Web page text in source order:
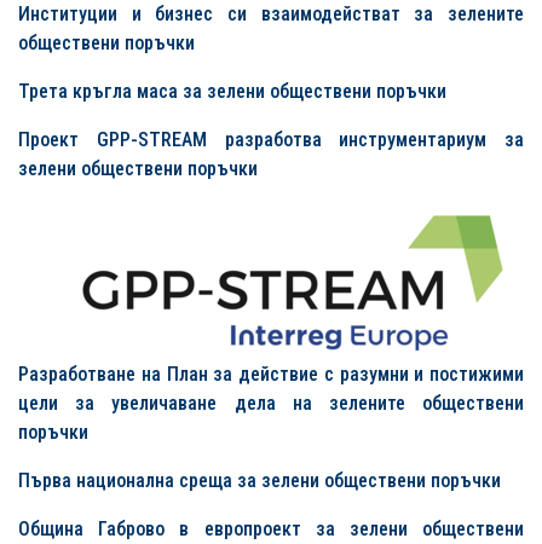
Институции и бизнес си взаимодействат за зелените
обществени поръчки
Трета кръгла маса за зелени обществени поръчки
Проект GPP-STREAM разработва инструментариум за
зелени обществени поръчки
Разработване на План за действие с разумни и постижими
цели за увеличаване дела на зелените обществени
поръчки
Първа национална среща за зелени обществени поръчки
Община Габрово в европроект за зелени обществени